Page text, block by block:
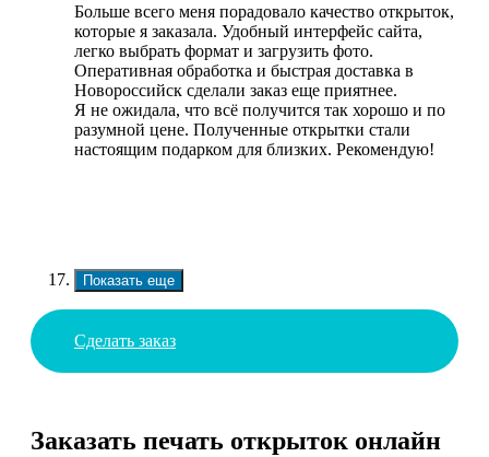
Больше всего меня порадовало качество открыток,
которые я заказала. Удобный интерфейс сайта,
легко выбрать формат и загрузить фото.
Оперативная обработка и быстрая доставка в
Новороссийск сделали заказ еще приятнее.
Я не ожидала, что всё получится так хорошо и по
разумной цене. Полученные открытки стали
настоящим подарком для близких. Рекомендую!
Показать еще
Сделать заказ
Заказать печать открыток онлайн